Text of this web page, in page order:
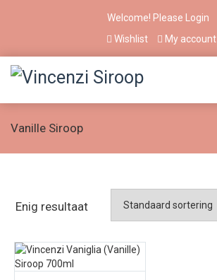
Welcome! Please
Login
Wishlist
My account
Vanille Siroop
Enig resultaat